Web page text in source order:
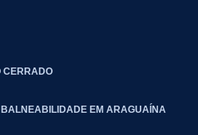
CERRADO
EM ARAGUAÍNA